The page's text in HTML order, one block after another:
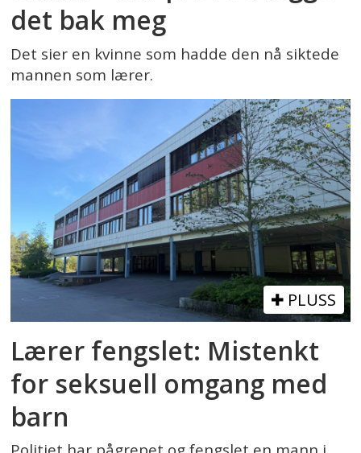
det bak meg
Det sier en kvinne som hadde den nå siktede
mannen som lærer.
PLUSS
Lærer fengslet: Mistenkt
for seksuell omgang med
barn